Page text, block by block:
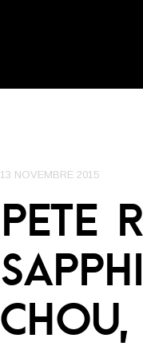
13 NOVEMBRE 2015
PETE